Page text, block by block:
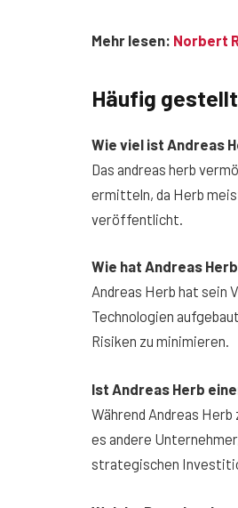
Mehr lesen: Norbert
Häufig
Wie viel ist Andreas
Das andreas herb
ermitteln, da Herb
veröffentlicht.
Wie hat Andreas
Andreas Herb hat sein
Technologien
Risiken zu minimieren.
Ist Andreas Herb
Während Andreas
es andere
strategischen